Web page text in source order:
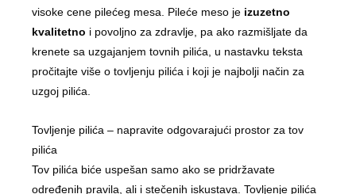
visoke cene pilećeg mesa. Pileće meso je izuzetno
kvalitetno i povoljno za zdravlje, pa ako razmišljate da
krenete sa uzgajanjem tovnih pilića, u nastavku teksta
pročitajte više o tovljenju pilića i koji je najbolji način za
uzgoj pilića.
Tovljenje pilića – napravite odgovarajući prostor za tov
pilića
Tov pilića biće uspešan samo ako se pridržavate
određenih pravila, ali i stečenih iskustava. Tovljenje pilića